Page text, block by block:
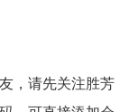
，请先关注胜芳